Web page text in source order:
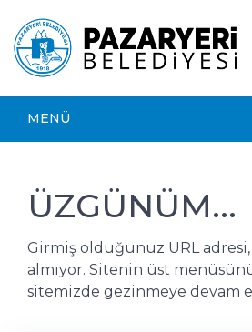
MENÜ
ÜZGÜNÜM...
Girmiş olduğunuz URL adresi,
almıyor. Sitenin üst
sitemizde gezinmeye devam